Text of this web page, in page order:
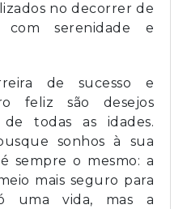
no decorrer de
serenidade e
de sucesso e
feliz são desejos
todas as idades.
sonhos à sua
sempre o mesmo: a
mais seguro para
uma vida, mas a